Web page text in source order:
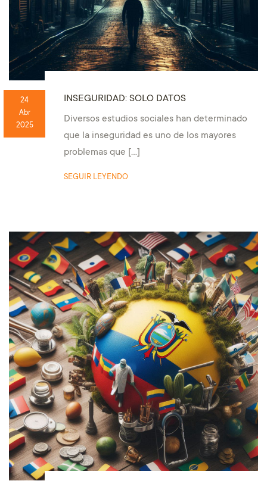
24
Abr
2025
INSEGURIDAD: SOLO DATOS
Diversos estudios sociales han determinado
que la inseguridad es uno de los mayores
problemas que […]
SEGUIR LEYENDO